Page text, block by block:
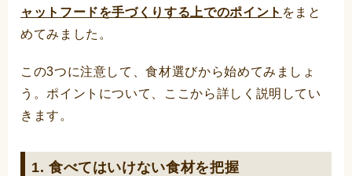
ャットフードを手づくりする上でのポイント をまと
めてみました。
この3つに注意して、食材選びから始めてみましょ
う。ポイントについて、ここから詳しく説明してい
きます。
1. 食べてはいけない食材を把握